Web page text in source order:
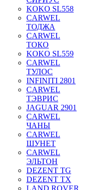
KOKO SL558
CARWEL
ТОДЖА
CARWEL
ТОКО
KOKO SL559
CARWEL
ТУЛОС
INFINITI 2801
CARWEL
ТЭВРИС
JAGUAR 2901
CARWEL
ЧАНЫ
CARWEL
ШУНЕТ
CARWEL
ЭЛЬТОН
DEZENT TG
DEZENT TX
LAND ROVER